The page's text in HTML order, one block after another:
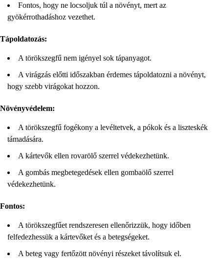
Fontos, hogy ne locsoljuk túl a növényt, mert az
gyökérrothadáshoz vezethet.
Tápoldatozás:
A törökszegfű nem igényel sok tápanyagot.
A virágzás előtti időszakban érdemes tápoldatozni a növényt,
hogy szebb virágokat hozzon.
Növényvédelem:
A törökszegfű fogékony a levéltetvek, a pókok és a liszteskék
támadására.
A kártevők ellen rovarölő szerrel védekezhetünk.
A gombás megbetegedések ellen gombaölő szerrel
védekezhetünk.
Fontos:
A törökszegfűet rendszeresen ellenőrizzük, hogy időben
felfedezhessük a kártevőket és a betegségeket.
A beteg vagy fertőzött növényi részeket távolítsuk el.